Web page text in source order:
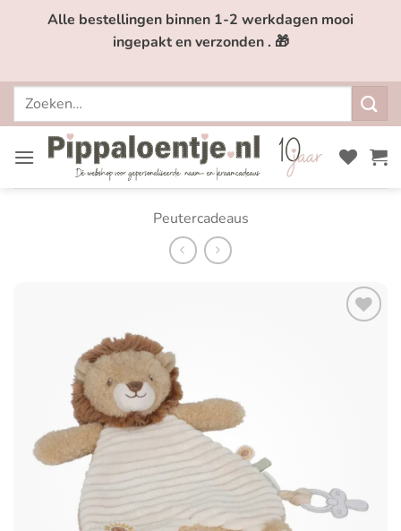
Alle bestellingen binnen 1-2 werkdagen mooi
ingepakt en verzonden . 🎁
Zoeken
Peutercadeaus